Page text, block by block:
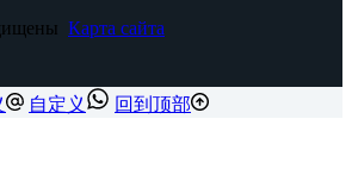
Карта сайта
自定义 回到顶部